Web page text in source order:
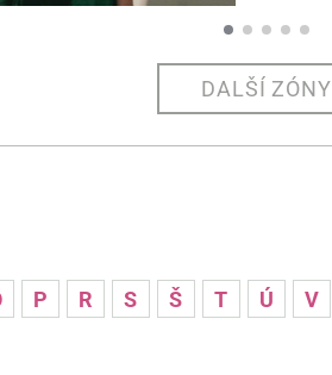
DALŠÍ ZÓNY
P R S Š T Ú V